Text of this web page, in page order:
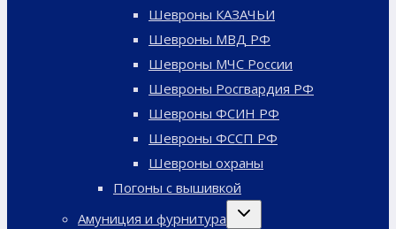
Шевроны КАЗАЧЬИ
Шевроны МВД РФ
Шевроны МЧС России
Шевроны Росгвардия РФ
Шевроны ФСИН РФ
Шевроны ФССП РФ
Шевроны охраны
Погоны с вышивкой
Амуниция и фурнитура
Переключить